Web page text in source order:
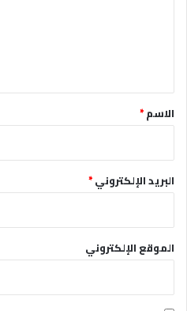
*الاسم*
البريد الإلكتروني*
الموقع الإلكتروني